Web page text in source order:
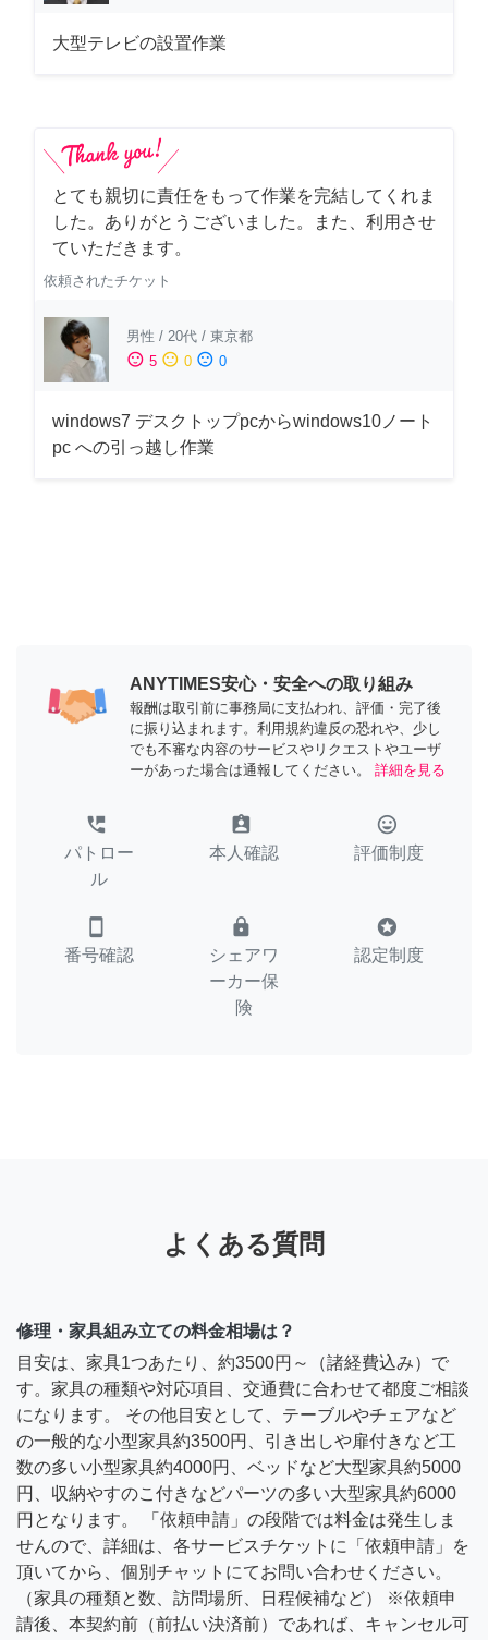
大型テレビの設置作業
とても親切に責任をもって作業を完結してくれま
した。ありがとうございました。また、利用させ
ていただきます。
依頼されたチケット
男性 / 20代 / 東京都
sentiment_satisfied 5 sentiment_neutral 0 sentiment_dissatisfied 0
windows7 デスクトップpcからwindows10ノート
pc への引っ越し作業
ANYTIMES安心・安全への取り組み
報酬は取引前に事務局に支払われ、評価・完了後
に振り込まれます。利用規約違反の恐れや、少し
でも不審な内容のサービスやリクエストやユーザ
ーがあった場合は通報してください。
詳細を見る
perm_phone_msg
パトロー
ル
assignment_ind
本人確認
tag_faces
評価制度
smartphone
番号確認
lock
シェアワ
ーカー保
険
stars
認定制度
よくある質問
修理・家具組み立ての料金相場は？
目安は、家具1つあたり、約3500円～（諸経費込み）で
す。家具の種類や対応項目、交通費に合わせて都度ご相談
になります。 その他目安として、テーブルやチェアなど
の一般的な小型家具約3500円、引き出しや扉付きなど工
数の多い小型家具約4000円、ベッドなど大型家具約5000
円、収納やすのこ付きなどパーツの多い大型家具約6000
円となります。 「依頼申請」の段階では料金は発生しま
せんので、詳細は、各サービスチケットに「依頼申請」を
頂いてから、個別チャットにてお問い合わせください。
（家具の種類と数、訪問場所、日程候補など） ※依頼申
請後、本契約前（前払い決済前）であれば、キャンセル可